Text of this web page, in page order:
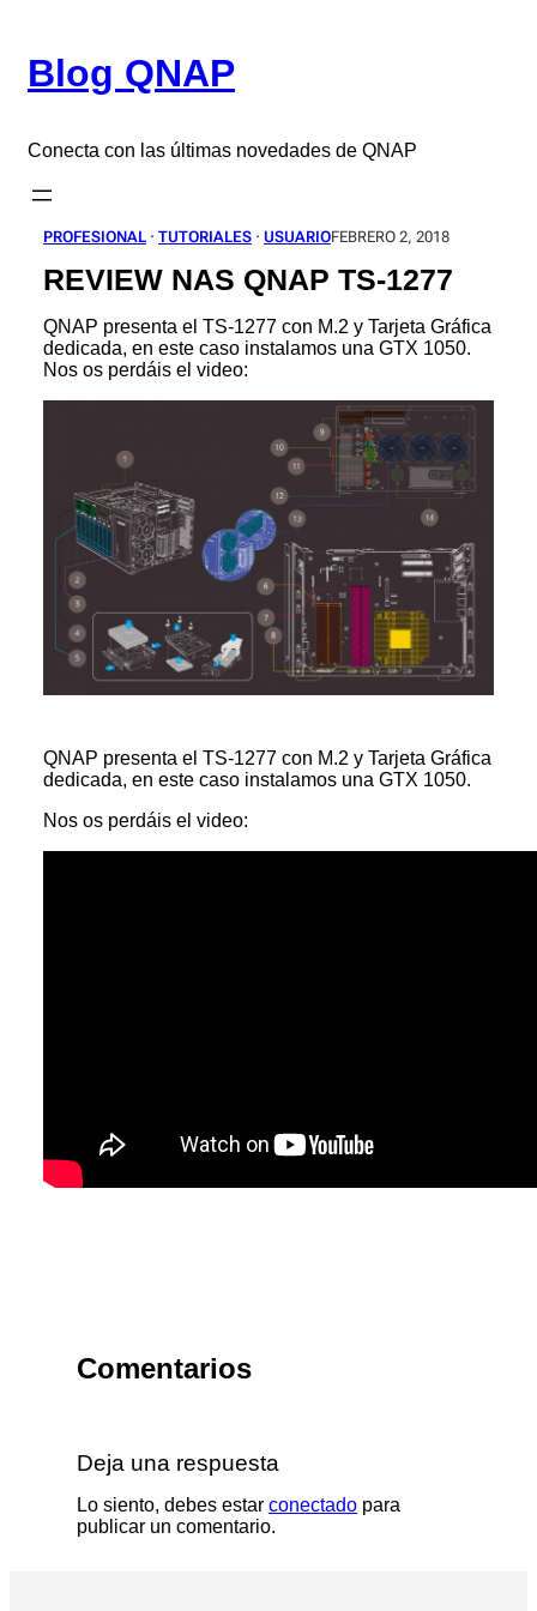
contenido
Blog QNAP
Conecta con las últimas novedades de QNAP
PROFESIONAL · TUTORIALES · USUARIOFEBRERO 2, 2018
REVIEW NAS QNAP TS-1277
QNAP presenta el TS-1277 con M.2 y Tarjeta Gráfica
dedicada, en este caso instalamos una GTX 1050.
Nos os perdáis el video:
QNAP presenta el TS-1277 con M.2 y Tarjeta Gráfica
dedicada, en este caso instalamos una GTX 1050.
Nos os perdáis el video:
Comentarios
Deja una respuesta
Lo siento, debes estar conectado para
publicar un comentario.